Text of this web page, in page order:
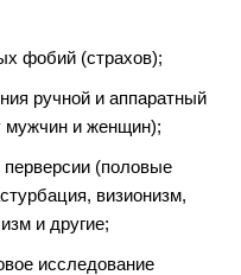
фобий (страхов);
ручной и аппаратный
мужчин и женщин);
перверсии (половые
визионизм,
и другие;
исследование